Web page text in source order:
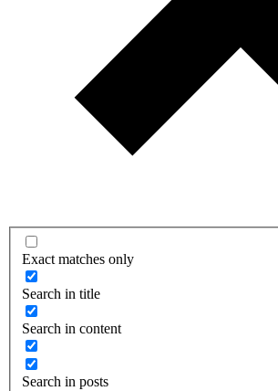
Exact matches only
Search in title
Search in content
Search in posts